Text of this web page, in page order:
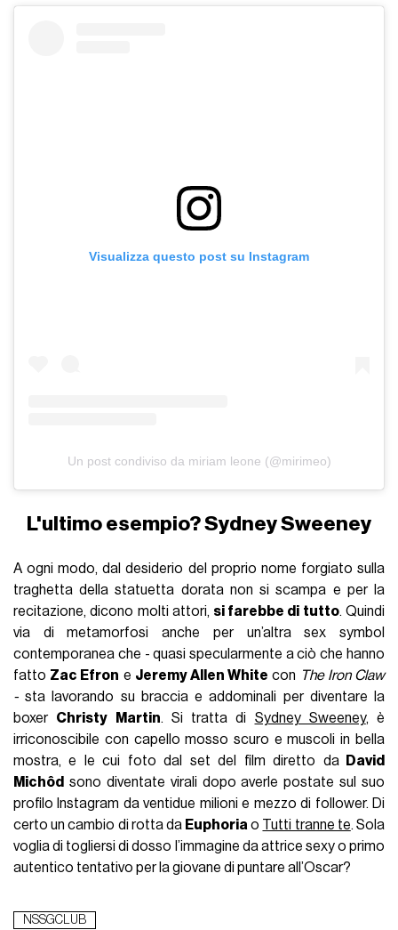
Visualizza questo post su Instagram
Un post condiviso da miriam leone (@mirimeo)
L'ultimo esempio? Sydney Sweeney
A ogni modo, dal desiderio del proprio nome forgiato sulla
traghetta della statuetta dorata non si scampa e per la
recitazione, dicono molti attori, si farebbe di tutto. Quindi
via di metamorfosi anche per un’altra sex symbol
contemporanea che - quasi specularmente a ciò che hanno
fatto Zac Efron e Jeremy Allen White con The Iron Claw
- sta lavorando su braccia e addominali per diventare la
boxer Christy Martin. Si tratta di Sydney Sweeney, è
irriconoscibile con capello mosso scuro e muscoli in bella
mostra, e le cui foto dal set del film diretto daDavid
Michôd sono diventate virali dopo averle postate sul suo
profilo Instagram da ventidue milioni e mezzo di follower. Di
certo un cambio di rotta da Euphoria o Tutti tranne te. Sola
voglia di togliersi di dosso l’immagine da attrice sexy o primo
autentico tentativo per la giovane di puntare all’Oscar?
NSSGCLUB